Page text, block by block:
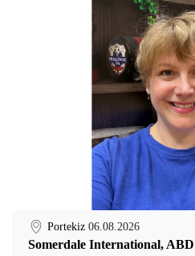
Portekiz 06.08.2026
Somerdale International,